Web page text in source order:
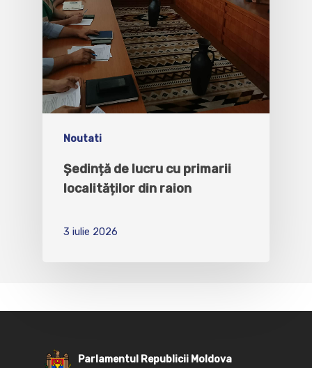
Noutati
Ședință de lucru cu primarii
localităților din raion
3 iulie 2026
Parlamentul Republicii Moldova